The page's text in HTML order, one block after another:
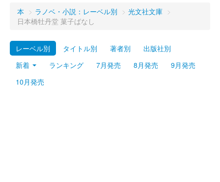
購入管理
Myシェルフ
プレミアム
本 > ラノベ・小説：レーベル別 > 光文社文庫 >
日本橋牡丹堂 菓子ばなし
レーベル別 タイトル別 著者別
出版社別
新着
ランキング 7月発売 8月発売
9月発売
10月発売